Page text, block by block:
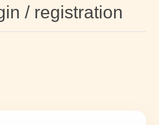
/ registration